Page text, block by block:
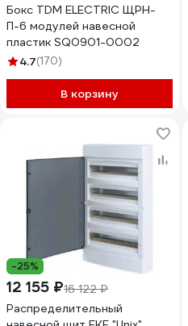
Бокс TDM ELECTRIC ЩРН-
П-6 модулей навесной
пластик SQ0901-0002
4.7(170)
В корзину
-25%
12 155 ₽16 122 ₽
Распределительный